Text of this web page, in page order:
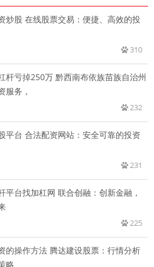
炒股 在线股票交易：便捷、高效的投
310
杆亏掉250万 黔西南布依族苗族自治州
服务，
232
平台 合法配资网站：安全可靠的投资
231
平台找加杠网 联合创融：创新金融，
225
的操作方法 腾达建设股票：行情分析
略